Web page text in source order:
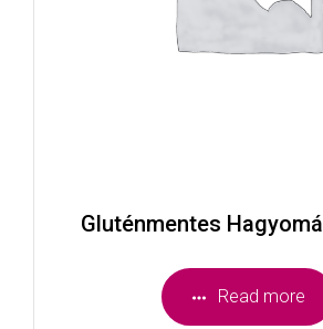
Gluténmentes
Read more